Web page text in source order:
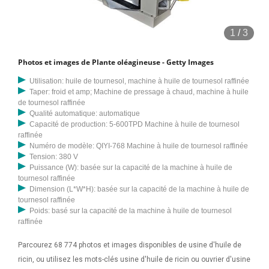
photos et images d’exception. raffinerie de pétrole, produits chimiques
et amp; usine pétrochimique - photos de usine pétrochimique, royal
Parcourez 23 558 photos et images disponibles de raffinerie de
photos et images. raffinerie de pétrole, produits chimiques et amp;
usine pétrochimique - photos de stock de raffinerie de pétrole,
redevances-
1 /3
Photos et images de Plante oléagineuse - Getty Images
Utilisation: huile de tournesol, machine à huile de tournesol raffinée
Taper: froid et amp; Machine de pressage à chaud, machine à huile
de tournesol raffinée
Qualité automatique: automatique
Capacité de production: 5-600TPD Machine à huile de tournesol
raffinée
Numéro de modèle: QIYI-768 Machine à huile de tournesol raffinée
Tension: 380 V
Puissance (W): basée sur la capacité de la machine à huile de
tournesol raffinée
Dimension (L*W*H): basée sur la capacité de la machine à huile de
tournesol raffinée
Poids: basé sur la capacité de la machine à huile de tournesol
raffinée
Parcourez 68 774 photos et images disponibles de usine d'huile de
ricin, ou utilisez les mots-clés usine d'huile de ricin ou ouvrier d'usine